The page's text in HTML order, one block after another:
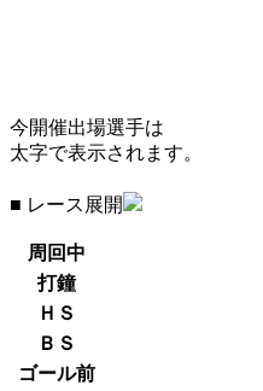
今開催出場選手は
太字で表示されます。
■ レース展開
周回中
打鐘
ＨＳ
ＢＳ
ゴール前